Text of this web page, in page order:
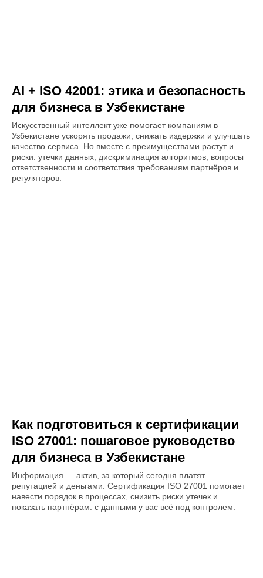
AI + ISO 42001: этика и безопасность
для бизнеса в Узбекистане
Искусственный интеллект уже помогает компаниям в
Узбекистане ускорять продажи, снижать издержки и улучшать
качество сервиса. Но вместе с преимуществами растут и
риски: утечки данных, дискриминация алгоритмов, вопросы
ответственности и соответствия требованиям партнёров и
регуляторов.
Как подготовиться к сертификации
ISO 27001: пошаговое руководство
для бизнеса в Узбекистане
Информация — актив, за который сегодня платят
репутацией и деньгами. Сертификация ISO 27001 помогает
навести порядок в процессах, снизить риски утечек и
показать партнёрам: с данными у вас всё под контролем.